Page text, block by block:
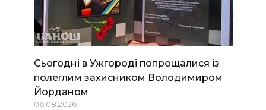
Сьогодні в Ужгороді попрощалися із
полеглим захисником Володимиром
Йорданом
06.08.2026